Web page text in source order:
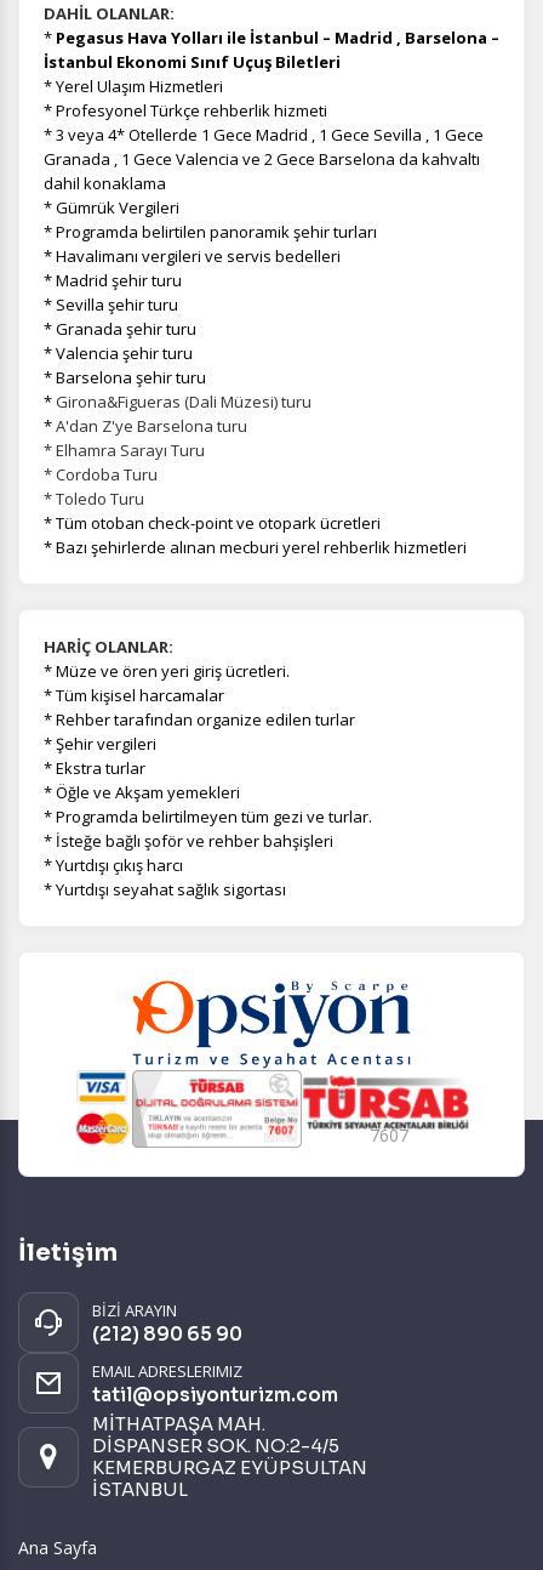
DAHİL OLANLAR:
* Pegasus Hava Yolları ile İstanbul – Madrid , Barselona –
İstanbul Ekonomi Sınıf Uçuş Biletleri
* Yerel Ulaşım Hizmetleri
* Profesyonel Türkçe rehberlik hizmeti
* 3 veya 4* Otellerde 1 Gece Madrid , 1 Gece Sevilla , 1 Gece
Granada , 1 Gece Valencia ve 2 Gece Barselona da kahvaltı
dahil konaklama
* Gümrük Vergileri
* Programda belirtilen panoramik şehir turları
* Havalimanı vergileri ve servis bedelleri
* Madrid şehir turu
* Sevilla şehir turu
* Granada şehir turu
* Valencia şehir turu
* Barselona şehir turu
*Girona&Figueras (Dali Müzesi) turu
*A'dan Z'ye Barselona turu
* Elhamra Sarayı Turu
* Cordoba Turu
* Toledo Turu
* Tüm otoban check-point ve otopark ücretleri
* Bazı şehirlerde alınan mecburi yerel rehberlik hizmetleri
HARİÇ OLANLAR:
*Müze ve ören yeri giriş ücretleri.
* Tüm kişisel harcamalar
* Rehber tarafından organize edilen turlar
* Şehir vergileri
* Ekstra turlar
* Öğle ve Akşam yemekleri
* Programda belirtilmeyen tüm gezi ve turlar.
* İsteğe bağlı şoför ve rehber bahşişleri
* Yurtdışı çıkış harcı
* Yurtdışı seyahat sağlık sigortası
7607
İletişim
BİZİ ARAYIN
(212) 890 65 90
EMAIL ADRESLERIMIZ
tatil@opsiyonturizm.com
MİTHATPAŞA MAH.
DİSPANSER SOK. NO:2-4/5
KEMERBURGAZ EYÜPSULTAN
İSTANBUL
Ana Sayfa